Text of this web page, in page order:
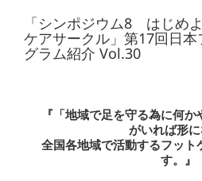
「シンポジウム8 はじめ
ケアサークル」第17回日
グラム紹介 Vol.30
『「地域で足を守る為に何
がいれば形
全国各地域で活動するフット
す。』